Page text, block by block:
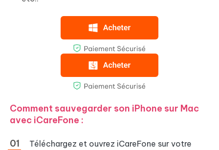
Comment sauvegarder son iPhone sur Mac
avec iCareFone :
Téléchargez et ouvrez iCareFone sur votre